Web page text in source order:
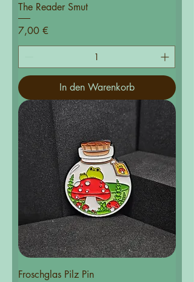
The Reader Smut
Preis
7,00 €
In den Warenkorb
Froschglas Pilz Pin